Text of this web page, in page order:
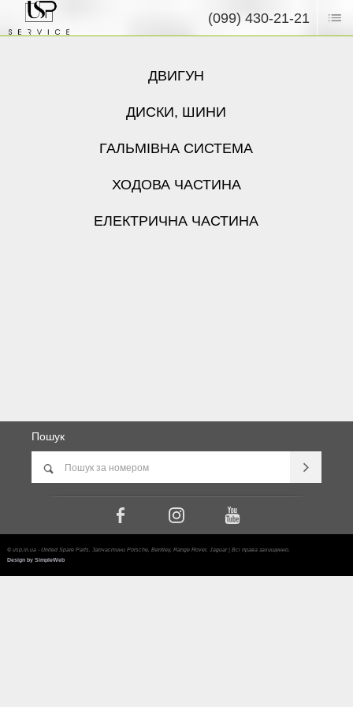
(099) 430-21-21
ДВИГУН
ДИСКИ, ШИНИ
ГАЛЬМІВНА СИСТЕМА
ХОДОВА ЧАСТИНА
ЕЛЕКТРИЧНА ЧАСТИНА
Пошук
© usp.in.ua - United Spare Parts. Запчастини Porsche, Bentley, Range Rover, Jaguar | Всі права захищенно.
Design by SimpleWeb